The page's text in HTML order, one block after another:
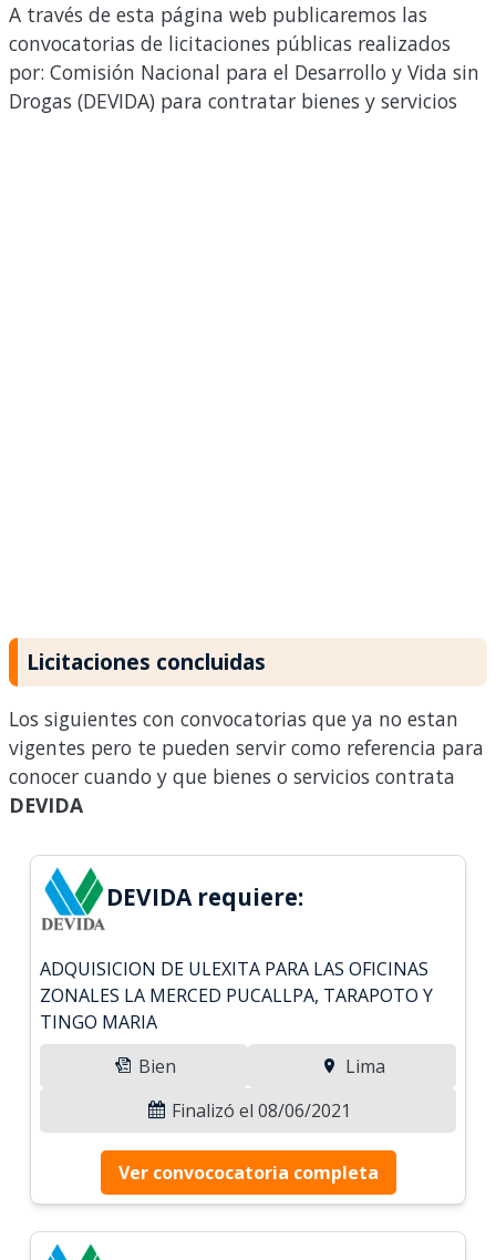
A través de esta página web publicaremos las
convocatorias de licitaciones públicas realizados
por: Comisión Nacional para el Desarrollo y Vida sin
Drogas (DEVIDA) para contratar bienes y servicios
Licitaciones concluidas
Los siguientes con convocatorias que ya no estan
vigentes pero te pueden servir como referencia para
conocer cuando y que bienes o servicios contrata
DEVIDA
DEVIDA requiere:
ADQUISICION DE ULEXITA PARA LAS OFICINAS
ZONALES LA MERCED PUCALLPA, TARAPOTO Y
TINGO MARIA
Bien
Lima
Finalizó el 08/06/2021
Ver convococatoria completa